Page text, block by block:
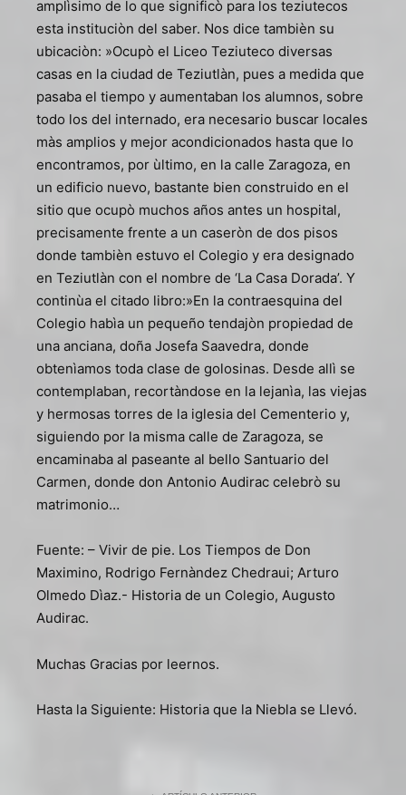
amplìsimo de lo que significò para los teziutecos
esta instituciòn del saber. Nos dice tambièn su
ubicaciòn: »Ocupò el Liceo Teziuteco diversas
casas en la ciudad de Teziutlàn, pues a medida que
pasaba el tiempo y aumentaban los alumnos, sobre
todo los del internado, era necesario buscar locales
màs amplios y mejor acondicionados hasta que lo
encontramos, por ùltimo, en la calle Zaragoza, en
un edificio nuevo, bastante bien construido en el
sitio que ocupò muchos años antes un hospital,
precisamente frente a un caseròn de dos pisos
donde tambièn estuvo el Colegio y era designado
en Teziutlàn con el nombre de ‘La Casa Dorada’. Y
continùa el citado libro:»En la contraesquina del
Colegio habìa un pequeño tendajòn propiedad de
una anciana, doña Josefa Saavedra, donde
obtenìamos toda clase de golosinas. Desde allì se
contemplaban, recortàndose en la lejanìa, las viejas
y hermosas torres de la iglesia del Cementerio y,
siguiendo por la misma calle de Zaragoza, se
encaminaba al paseante al bello Santuario del
Carmen, donde don Antonio Audirac celebrò su
matrimonio…
Fuente: – Vivir de pie. Los Tiempos de Don
Maximino, Rodrigo Fernàndez Chedraui; Arturo
Olmedo Dìaz.- Historia de un Colegio, Augusto
Audirac.
Muchas Gracias por leernos.
Hasta la Siguiente: Historia que la Niebla se Llevó.